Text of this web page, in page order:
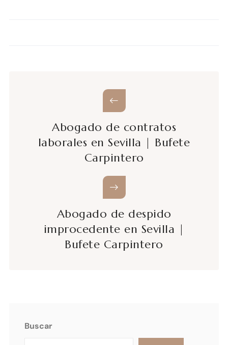
Abogado de contratos
laborales en Sevilla | Bufete
Carpintero
Abogado de despido
improcedente en Sevilla |
Bufete Carpintero
Buscar